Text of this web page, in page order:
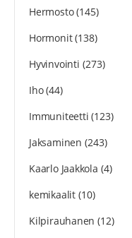
Hermosto(145)
Hormonit(138)
Hyvinvointi (273)
Iho(44)
Immuniteetti (123)
Jaksaminen (243)
Kaarlo Jaakkola (4)
kemikaalit(10)
Kilpirauhanen (12)